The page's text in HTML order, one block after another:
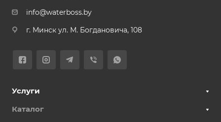
info@waterboss.by
г. Минск ул. М. Богдановича, 108
Услуги
Каталог